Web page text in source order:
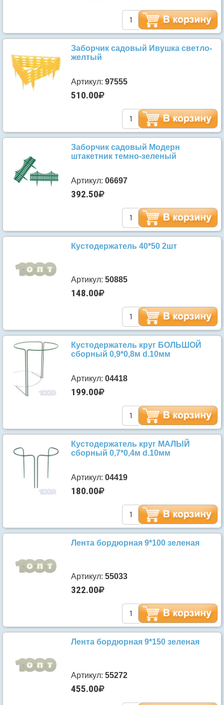
Заборчик садовый Ивушка светло-
желтый
Артикул: 97555
510.00
Заборчик садовый Модерн
штакетник темно-зеленый
Артикул: 06697
392.50
Кустодержатель 40*50 2шт
Артикул: 50885
148.00
Кустодержатель круг БОЛЬШОЙ
сборный 0,9*0,8м d.10мм
Артикул: 04418
199.00
Кустодержатель круг МАЛЫЙ
сборный 0,7*0,4м d.10мм
Артикул: 04419
180.00
Лента бордюрная 9*100 зеленая
Артикул: 55033
322.00
Лента бордюрная 9*150 зеленая
Артикул: 55272
455.00